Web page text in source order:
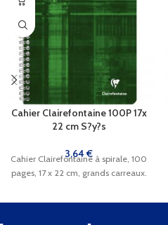
Cahier Clairefontaine 100P 17x
22 cm S?y?s
3,64€
Cahier Clairefontaine à spirale, 100
pages, 17 x 22 cm, grands carreaux.